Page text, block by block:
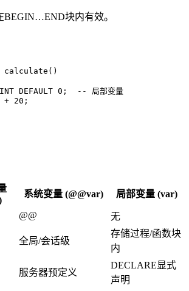
BEGIN…END块内有效。
calculate()
DEFAULT 0;  -- 局部变量
+ 20;
系统变量 (@@var) 局部变量 (var)
@@ 无
全局/会话级
存储过程/函数块
内
服务器预定义
DECLARE显式
声明